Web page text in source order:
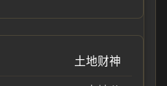
土地财神